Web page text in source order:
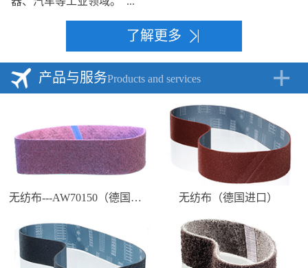
了解更多
产品与服务Products and services
无纺布---AW70150（德国进口） 无纺布（德国进口）